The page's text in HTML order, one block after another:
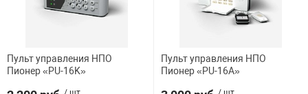
оборудование
Щиты
Пульт управления НПО
Пионер «PU-16K»
Пульт управления НПО
Пионер «PU-16A»